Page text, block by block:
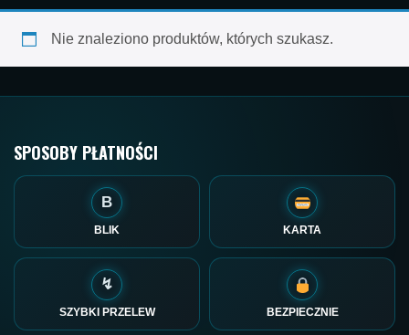
Nie znaleziono produktów, których szukasz.
SPOSOBY PŁATNOŚCI
B
BLIK KARTA
↯
SZYBKI PRZELEW BEZPIECZNIE